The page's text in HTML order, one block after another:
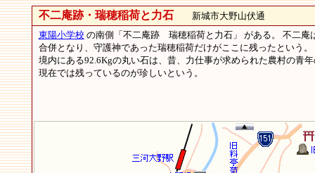
不二庵跡・瑞穂稲荷と力石 新城市大野山伏通
東陽小学校 の南側「不二庵跡 瑞穂稲荷と力石」 がある。 不二庵
合併となり、守護神であった瑞穂稲荷だけがここに残ったという。
境内にある92.6Kgの丸い石は、昔、力仕事が求められた農村の青
現在では残っているのが珍しいという。